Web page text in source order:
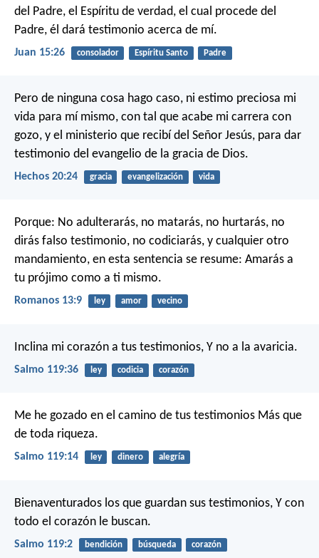
del Padre, el Espíritu de verdad, el cual procede del
Padre, él dará testimonio acerca de mí.
Juan 15:26 consolador Espíritu Santo Padre
Pero de ninguna cosa hago caso, ni estimo preciosa mi
vida para mí mismo, con tal que acabe mi carrera con
gozo, y el ministerio que recibí del Señor Jesús, para dar
testimonio del evangelio de la gracia de Dios.
Hechos 20:24 gracia evangelización vida
Porque: No adulterarás, no matarás, no hurtarás, no
dirás falso testimonio, no codiciarás, y cualquier otro
mandamiento, en esta sentencia se resume: Amarás a
tu prójimo como a ti mismo.
Romanos 13:9 ley amor vecino
Inclina mi corazón a tus testimonios, Y no a la avaricia.
Salmo 119:36 ley codicia corazón
Me he gozado en el camino de tus testimonios Más que
de toda riqueza.
Salmo 119:14 ley dinero alegría
Bienaventurados los que guardan sus testimonios, Y con
todo el corazón le buscan.
Salmo 119:2 bendición búsqueda corazón